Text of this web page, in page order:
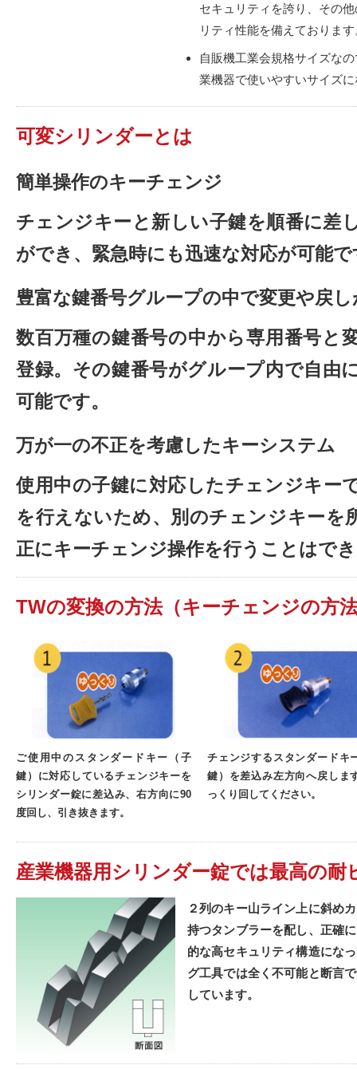
セキュリティを誇り、その
リティ性能を備えております
自販機工業会規格サイズな
業機器で使いやすいサイズ
可変シリンダーとは
簡単操作のキーチェンジ
チェンジキーと新しい子鍵を順番に差
ができ、緊急時にも迅速な対応が可能で
豊富な鍵番号グループの中で変更や戻
数百万種の鍵番号の中から専用番号と
登録。その鍵番号がグループ内で自由
可能です。
万が一の不正を考慮したキーシステム
使用中の子鍵に対応したチェンジキー
を行えないため、別のチェンジキーを
正にキーチェンジ操作を行うことはで
TWの変換の方法（キーチェンジの方
ご使用中のスタンダードキー（子
鍵）に対応しているチェンジキーを
シリンダー錠に差込み、右方向に90
度回し、引き抜きます。
チェンジするスタンダードキ
鍵）を差込み左方向へ戻しま
っくり回してください。
産業機器用シリンダー錠では最高の耐
２列のキー山ライン上に斜め
持つタンブラーを配し、正確
的な高セキュリティ構造にな
グ工具では全く不可能と断言
しています。